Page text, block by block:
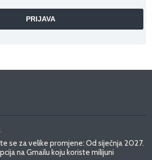
se za velike promjene: Od siječnja 2027.
na Gmailu koju koriste milijuni